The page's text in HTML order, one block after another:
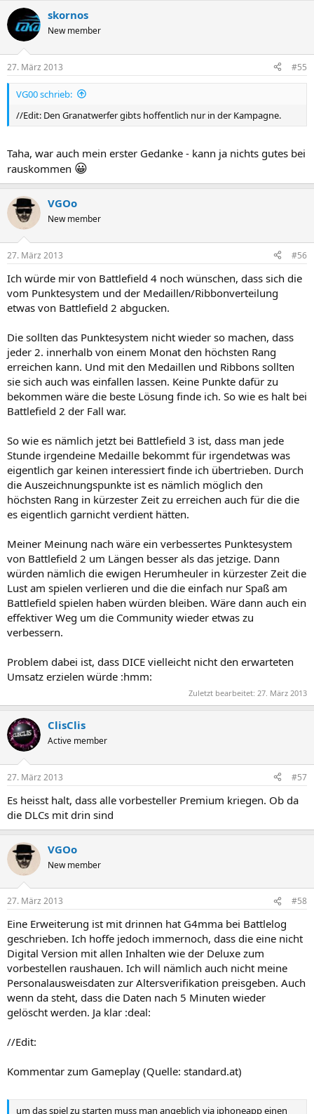
skornos
New member
27. März 2013 #55
VG00 schrieb:
//Edit: Den Granatwerfer gibts hoffentlich nur in der Kampagne.
Taha, war auch mein erster Gedanke - kann ja nichts gutes bei
rauskommen 😀
VGOo
New member
27. März 2013 #56
Ich würde mir von Battlefield 4 noch wünschen, dass sich die
vom Punktesystem und der Medaillen/Ribbonverteilung
etwas von Battlefield 2 abgucken.
Die sollten das Punktesystem nicht wieder so machen, dass
jeder 2. innerhalb von einem Monat den höchsten Rang
erreichen kann. Und mit den Medaillen und Ribbons sollten
sie sich auch was einfallen lassen. Keine Punkte dafür zu
bekommen wäre die beste Lösung finde ich. So wie es halt bei
Battlefield 2 der Fall war.
So wie es nämlich jetzt bei Battlefield 3 ist, dass man jede
Stunde irgendeine Medaille bekommt für irgendetwas was
eigentlich gar keinen interessiert finde ich übertrieben. Durch
die Auszeichnungspunkte ist es nämlich möglich den
höchsten Rang in kürzester Zeit zu erreichen auch für die die
es eigentlich garnicht verdient hätten.
Meiner Meinung nach wäre ein verbessertes Punktesystem
von Battlefield 2 um Längen besser als das jetzige. Dann
würden nämlich die ewigen Herumheuler in kürzester Zeit die
Lust am spielen verlieren und die die einfach nur Spaß am
Battlefield spielen haben würden bleiben. Wäre dann auch ein
effektiver Weg um die Community wieder etwas zu
verbessern.
Problem dabei ist, dass DICE vielleicht nicht den erwarteten
Umsatz erzielen würde :hmm:
Zuletzt bearbeitet: 27. März 2013
ClisClis
Active member
27. März 2013 #57
Es heisst halt, dass alle vorbesteller Premium kriegen. Ob da
die DLCs mit drin sind
VGOo
New member
27. März 2013 #58
Eine Erweiterung ist mit drinnen hat G4mma bei Battlelog
geschrieben. Ich hoffe jedoch immernoch, dass die eine nicht
Digital Version mit allen Inhalten wie der Deluxe zum
vorbestellen raushauen. Ich will nämlich auch nicht meine
Personalausweisdaten zur Altersverifikation preisgeben. Auch
wenn da steht, dass die Daten nach 5 Minuten wieder
gelöscht werden. Ja klar :deal:
//Edit:
Kommentar zum Gameplay (Quelle: standard.at)
um das spiel zu starten muss man angeblich via iphoneapp einen